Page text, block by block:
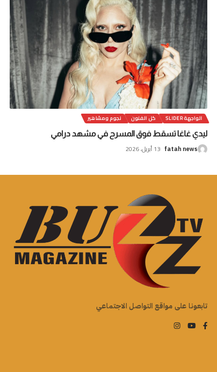
الواجهة SLIDER كل الفنون
نجوم ومشاهير
ليدي غاغا تسقط فوق المسرح في مشهد درامي
fatah news 13 أبريل، 2026
تابعونا على مواقع التواصل الاجتماعي